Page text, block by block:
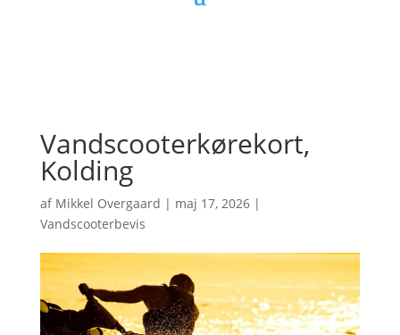
Vandscooterkørekort,
Kolding
af Mikkel Overgaard | maj 17, 2026|
Vandscooterbevis